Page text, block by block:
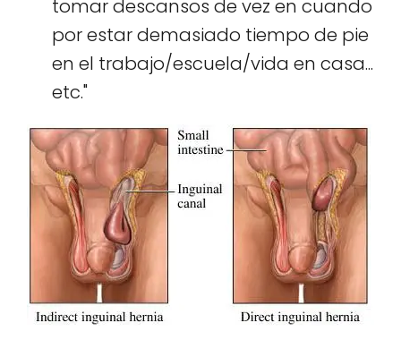
tomar descansos de vez en cuando
por estar demasiado tiempo de pie
en el trabajo/escuela/vida en casa...
etc."